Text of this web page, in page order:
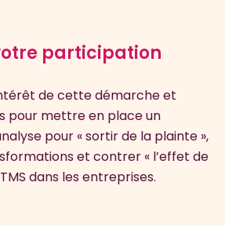
participation
de cette démarche et
pour mettre en place un
pour « sortir de la plainte »,
et contrer « l’effet de
dans les entreprises.